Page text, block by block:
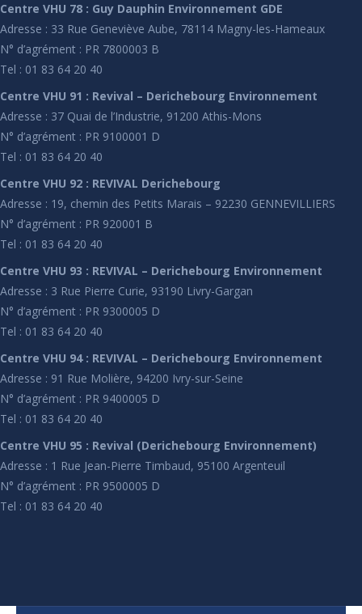
Centre VHU 78 : Guy Dauphin Environnement GDE
Adresse : 33 Rue Geneviève Aube, 78114 Magny-les-Hameaux
N° d’agrément : PR 7800003 B
Tel : 01 83 64 20 40
Centre VHU 91 : Revival – Derichebourg Environnement
Adresse : 37 Quai de l’Industrie, 91200 Athis-Mons
N° d’agrément : PR 9100001 D
Tel : 01 83 64 20 40
Centre VHU 92 : REVIVAL Derichebourg
Adresse : 19, chemin des Petits Marais – 92230 GENNEVILLIERS
N° d’agrément : PR 920001 B
Tel : 01 83 64 20 40
Centre VHU 93 : REVIVAL – Derichebourg Environnement
Adresse : 3 Rue Pierre Curie, 93190 Livry-Gargan
N° d’agrément : PR 9300005 D
Tel : 01 83 64 20 40
Centre VHU 94 : REVIVAL – Derichebourg Environnement
Adresse : 91 Rue Molière, 94200 Ivry-sur-Seine
N° d’agrément : PR 9400005 D
Tel : 01 83 64 20 40
Centre VHU 95 : Revival (Derichebourg Environnement)
Adresse : 1 Rue Jean-Pierre Timbaud, 95100 Argenteuil
N° d’agrément : PR 9500005 D
Tel : 01 83 64 20 40